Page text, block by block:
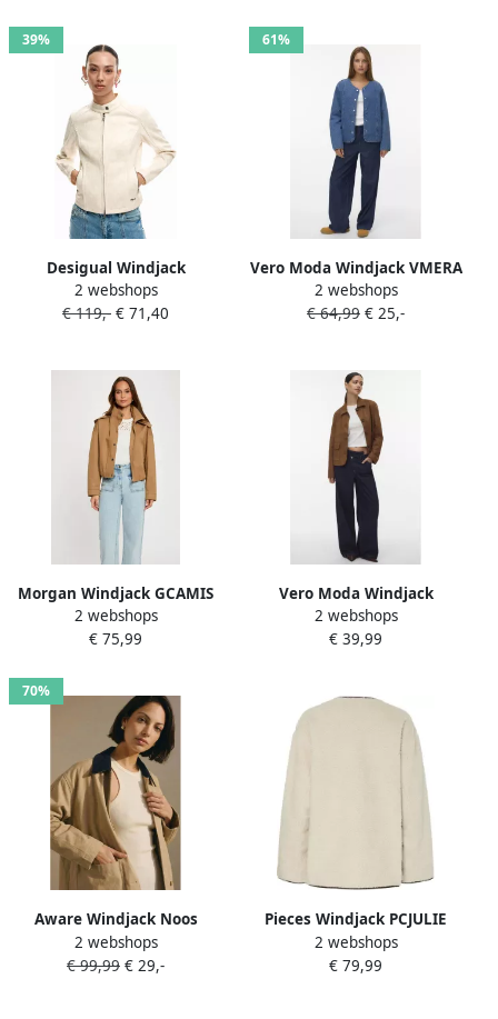
39%
Desigual Windjack
CHAQ_SAND 26SWEW10
2 webshops
€ 119,- € 71,40
61%
Vero Moda Windjack VMERA
LS QUILTED DNM
2 webshops
€ 64,99 € 25,-
Morgan Windjack GCAMIS
2 webshops
€ 75,99
Vero Moda Windjack
VMJOSE KELLY SHORT
JACKET
2 webshops
€ 39,99
70%
Aware Windjack Noos
Vickey Jacket Kelp
2 webshops
€ 99,99 € 29,-
Pieces Windjack PCJULIE
REVERSIBLE
2 webshops
€ 79,99